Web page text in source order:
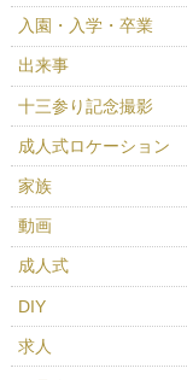
入園・入学・卒業
出来事
十三参り記念撮影
成人式ロケーション
家族
動画
成人式
DIY
求人